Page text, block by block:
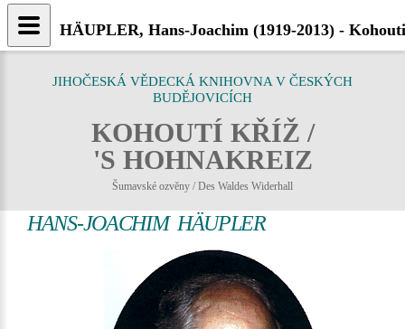
JIHOČESKÁ VĚDECKÁ KNIHOVNA V ČESKÝCH
BUDĚJOVICÍCH
KOHOUTÍ KŘÍŽ /
'S HOHNAKREIZ
Šumavské ozvěny / Des Waldes Widerhall
HANS-JOACHIM HÄUPLER
HÄUPLER, Hans-Joachim (1919-2013) -